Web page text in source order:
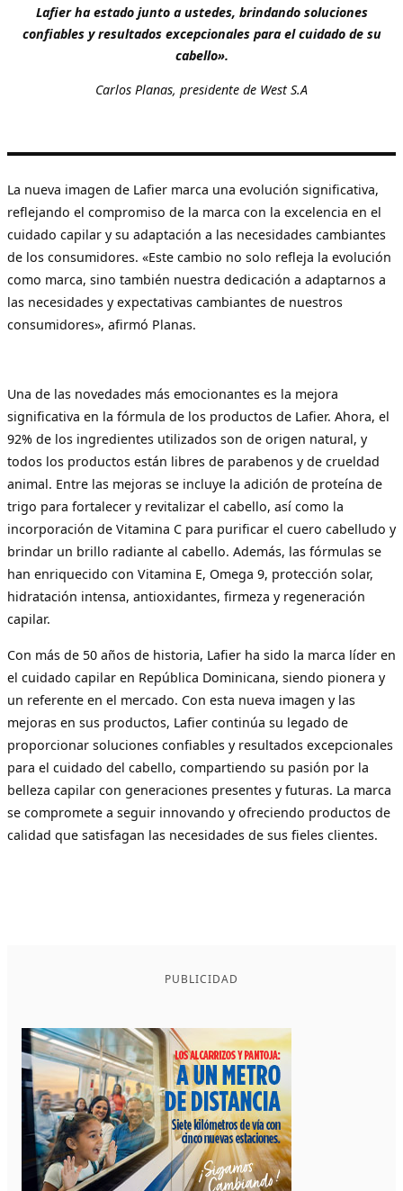
Lafier ha estado junto a ustedes, brindando soluciones
confiables y resultados excepcionales para el cuidado de su
cabello».
Carlos Planas, presidente de West S.A
La nueva imagen de Lafier marca una evolución significativa,
reflejando el compromiso de la marca con la excelencia en el
cuidado capilar y su adaptación a las necesidades cambiantes
de los consumidores. «Este cambio no solo refleja la evolución
como marca, sino también nuestra dedicación a adaptarnos a
las necesidades y expectativas cambiantes de nuestros
consumidores», afirmó Planas.
Una de las novedades más emocionantes es la mejora
significativa en la fórmula de los productos de Lafier. Ahora, el
92% de los ingredientes utilizados son de origen natural, y
todos los productos están libres de parabenos y de crueldad
animal. Entre las mejoras se incluye la adición de proteína de
trigo para fortalecer y revitalizar el cabello, así como la
incorporación de Vitamina C para purificar el cuero cabelludo y
brindar un brillo radiante al cabello. Además, las fórmulas se
han enriquecido con Vitamina E, Omega 9, protección solar,
hidratación intensa, antioxidantes, firmeza y regeneración
capilar.
Con más de 50 años de historia, Lafier ha sido la marca líder en
el cuidado capilar en República Dominicana, siendo pionera y
un referente en el mercado. Con esta nueva imagen y las
mejoras en sus productos, Lafier continúa su legado de
proporcionar soluciones confiables y resultados excepcionales
para el cuidado del cabello, compartiendo su pasión por la
belleza capilar con generaciones presentes y futuras. La marca
se compromete a seguir innovando y ofreciendo productos de
calidad que satisfagan las necesidades de sus fieles clientes.
PUBLICIDAD